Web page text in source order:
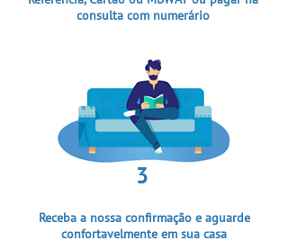
consulta com numerário
3
Receba a nossa confirmação e aguarde
confortavelmente em sua casa